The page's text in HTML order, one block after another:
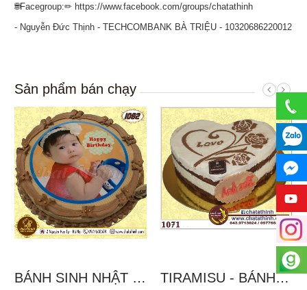
🌐Facegroup:✏ https://www.facebook.com/groups/chatathinh
- Nguyễn Đức Thịnh - TECHCOMBANK BÀ TRIỆU - 10320686220012
Sản phẩm bán chạy
BÁNH SINH NHẬT IN... TIRAMISU - BÁNH TẶNG...